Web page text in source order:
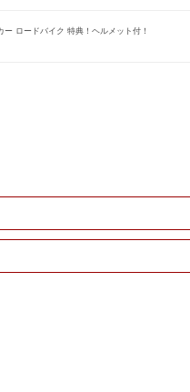
ー ロードバイク 特典！ヘルメット付！